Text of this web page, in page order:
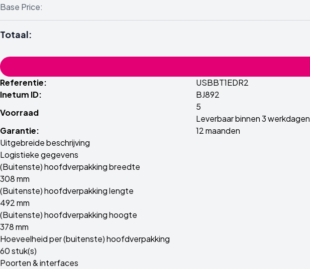
Base Price:
Totaal:
Referentie:
USBBT1EDR2
Inetum ID:
BJ892
Voorraad
5
Leverbaar binnen 3 werkdagen
Garantie:
12 maanden
Uitgebreide beschrijving
Logistieke gegevens
(Buitenste) hoofdverpakking breedte
308 mm
(Buitenste) hoofdverpakking lengte
492 mm
(Buitenste) hoofdverpakking hoogte
378 mm
Hoeveelheid per (buitenste) hoofdverpakking
60 stuk(s)
Poorten & interfaces